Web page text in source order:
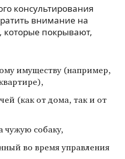
консультирования
внимание на
покрывают,
имуществу (например,
(как от дома, так и от
чужую собаку,
во время управления